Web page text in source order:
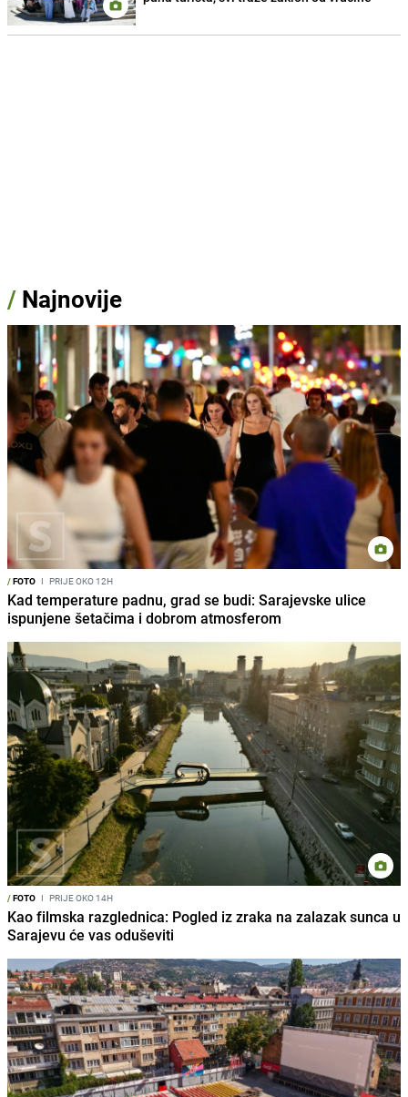
/ Najnovije
/FOTO I PRIJE OKO 12H
Kad temperature padnu, grad se budi: Sarajevske ulice
ispunjene šetačima i dobrom atmosferom
/FOTO I PRIJE OKO 14H
Kao filmska razglednica: Pogled iz zraka na zalazak sunca u
Sarajevu će vas oduševiti